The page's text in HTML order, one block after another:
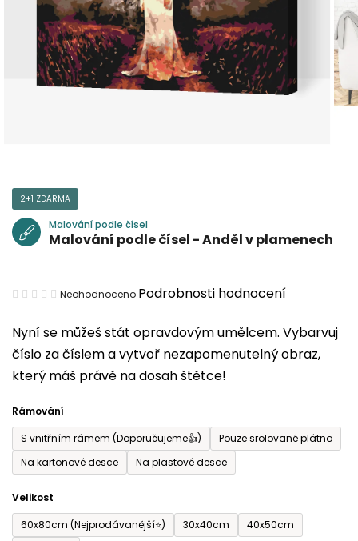
Nyní se můžeš stát opravdovým umělcem. Vybarvuj
číslo za číslem a vytvoř nezapomenutelný obraz,
který máš právě na dosah štětce!
Rámování
S vnitřním rámem (Doporučujeme👍)
Pouze srolované plátno
Na kartonové desce
Na plastové desce
Velikost
60x80cm (Nejprodávanější⭐)
30x40cm
40x50cm
2+1 ZDARMA
Malování podle čísel
Malování podle čísel - Anděl v plamenech
Průměrné
produktu
je
0,0
5
hvězdiček.
Neohodnoceno Podrobnosti hodnocení